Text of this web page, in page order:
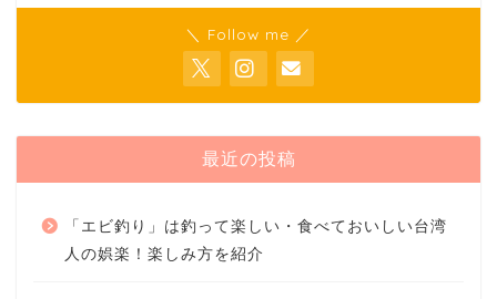
＼ Follow me ／
最近の投稿
「エビ釣り」は釣って楽しい・食べておいしい台湾
人の娯楽！楽しみ方を紹介